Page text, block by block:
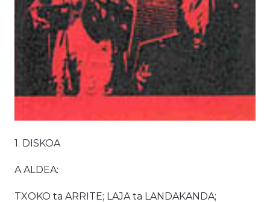
1. DISKOA
A ALDEA:
TXOKO ta ARRITE; LAJA ta LANDAKANDA;